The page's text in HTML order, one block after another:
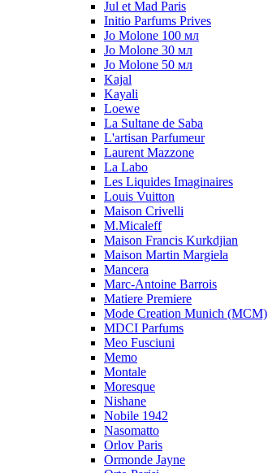
Jul et Mad Paris
Initio Parfums Prives
Jo Molone 100 мл
Jo Molone 30 мл
Jo Molone 50 мл
Kajal
Kayali
Loewe
La Sultane de Saba
L'artisan Parfumeur
Laurent Mazzone
La Labo
Les Liquides Imaginaires
Louis Vuitton
Maison Crivelli
M.Micaleff
Maison Francis Kurkdjian
Maison Martin Margiela
Mancera
Marc-Antoine Barrois
Matiere Premiere
Mode Creation Munich (MCM)
MDCI Parfums
Meo Fusciuni
Memo
Montale
Moresque
Nishane
Nobile 1942
Nasomatto
Orlov Paris
Ormonde Jayne